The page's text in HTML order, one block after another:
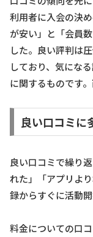
利用者に入会の決
が安い」と「会員
した。良い評判は
しており、気にな
に関するものです
良い口コミに
良い口コミで繰り
れた」「アプリよ
録からすぐに活動
料金についての口